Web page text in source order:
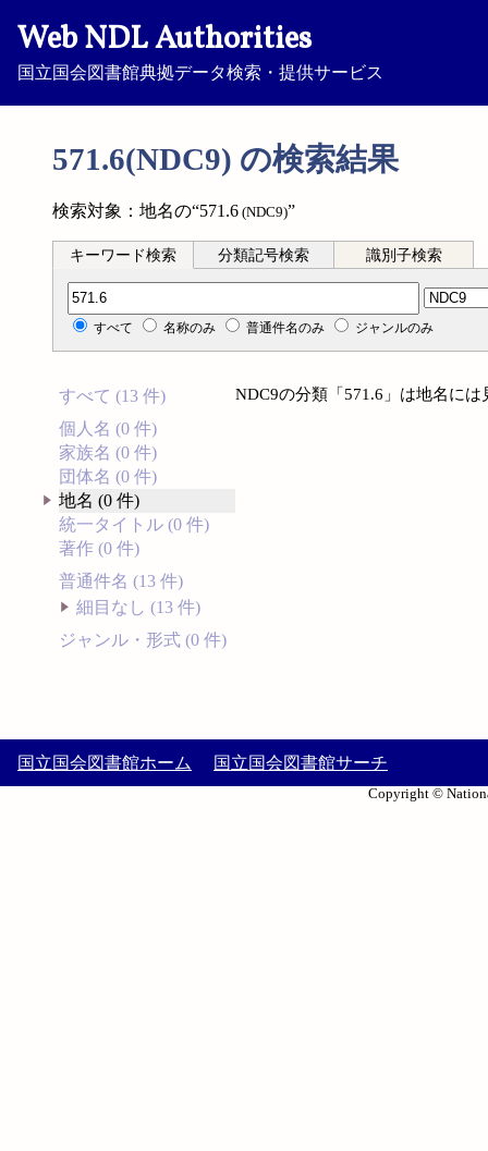
Web NDL Authorities
国立国会図書館典拠データ検索・提供サービス
571.6(NDC9) の検索結果
検索対象：地名の“571.6 (NDC9)”
キーワード検索 分類記号検索 識別子検索
分類記号検索
すべて 名称のみ 普通件名のみ ジャンルのみ
すべて (13 件)
個人名 (0 件)
家族名 (0 件)
団体名 (0 件)
地名 (0 件)
統一タイトル (0 件)
著作 (0 件)
普通件名 (13 件)
細目なし (13 件)
ジャンル・形式 (0 件)
NDC9の分類「571.6」は地名に
国立国会図書館ホーム 国立国会図書館サーチ
Copyright ©